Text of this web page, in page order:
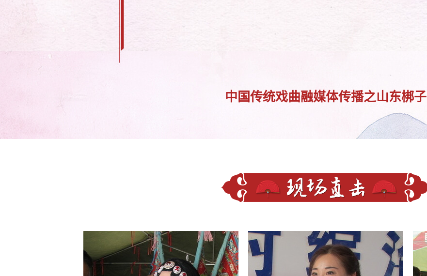
中国传统戏曲融媒体传播之山东梆子